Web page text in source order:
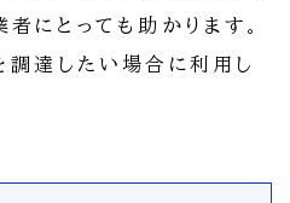
にとっても助かります。
調達したい場合に利用し